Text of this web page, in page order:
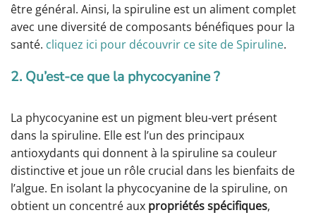
être général. Ainsi, la spiruline est un aliment complet
avec une diversité de composants bénéfiques pour la
santé. cliquez ici pour découvrir ce site de Spiruline.
2. Qu’est-ce que la phycocyanine ?
La phycocyanine est un pigment bleu-vert présent
dans la spiruline. Elle est l’un des principaux
antioxydants qui donnent à la spiruline sa couleur
distinctive et joue un rôle crucial dans les bienfaits de
l’algue. En isolant la phycocyanine de la spiruline, on
obtient un concentré aux propriétés spécifiques,